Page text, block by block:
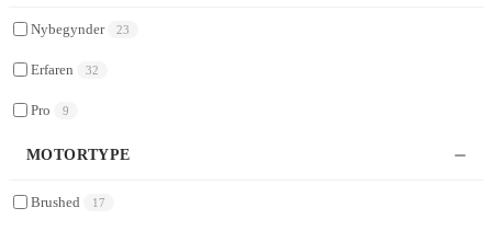
Nybegynder 23
Erfaren 32
Pro 9
MOTORTYPE
Brushed 17